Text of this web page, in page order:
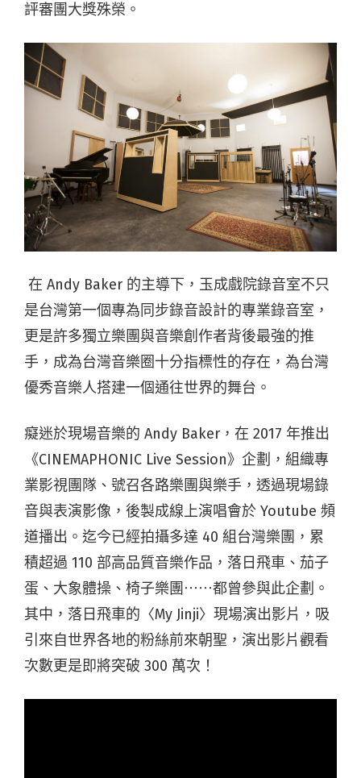
評審團大獎殊榮。
在 Andy Baker 的主導下，玉成戲院錄音室不只
是台灣第一個專為同步錄音設計的專業錄音室，
更是許多獨立樂團與音樂創作者背後最強的推
手，成為台灣音樂圈十分指標性的存在，為台灣
優秀音樂人搭建一個通往世界的舞台。
癡迷於現場音樂的 Andy Baker，在 2017 年推出
《CINEMAPHONIC Live Session》企劃，組織專
業影視團隊、號召各路樂團與樂手，透過現場錄
音與表演影像，後製成線上演唱會於 Youtube 頻
道播出。迄今已經拍攝多達 40 組台灣樂團，累
積超過 110 部高品質音樂作品，落日飛車、茄子
蛋、大象體操、椅子樂團⋯⋯都曾參與此企劃。
其中，落日飛車的〈My Jinji〉現場演出影片，吸
引來自世界各地的粉絲前來朝聖，演出影片觀看
次數更是即將突破 300 萬次！